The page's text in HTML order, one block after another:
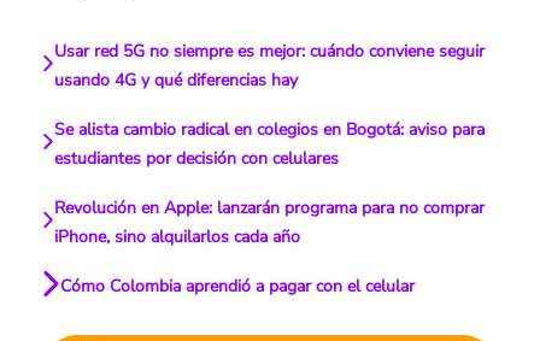
Usar red 5G no siempre es mejor: cuándo conviene seguir
usando 4G y qué diferencias hay
Se alista cambio radical en colegios en Bogotá: aviso para
estudiantes por decisión con celulares
Revolución en Apple: lanzarán programa para no comprar
iPhone, sino alquilarlos cada año
Cómo Colombia aprendió a pagar con el celular